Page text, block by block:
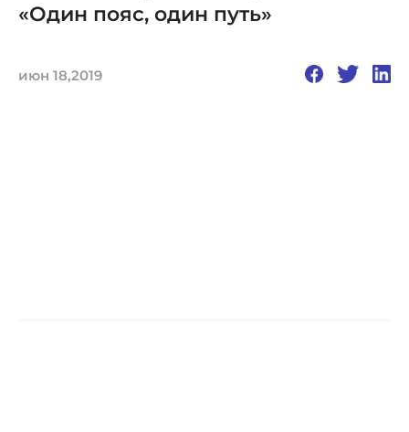
«Один пояс, один путь»
июн 18,2019